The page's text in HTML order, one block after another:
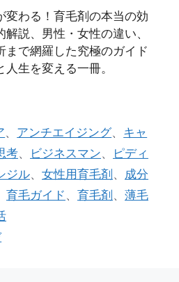
変わる！育毛剤の本当の効
説、男性・女性の違い、
まで網羅した究極のガイド
生を変える一冊。
、 アンチエイジング、 キャ
考、 ビジネスマン、
ピディ
ジル、 女性用育毛剤 、 成分
育毛ガイド 、 育毛剤 、 薄毛